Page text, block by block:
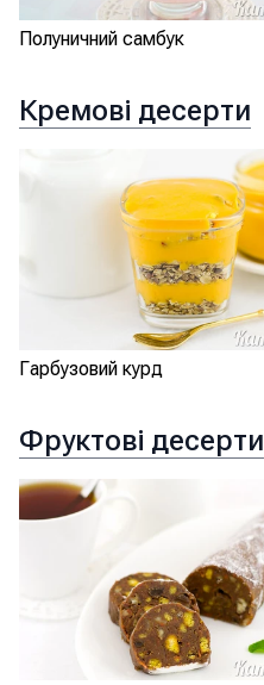
Полуничний самбук
Кремові десерти
Гарбузовий курд
Фруктові десерти